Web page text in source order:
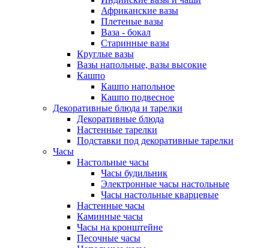
Африканские вазы
Плетеные вазы
Ваза - бокал
Старинные вазы
Круглые вазы
Вазы напольные, вазы высокие
Кашпо
Кашпо напольное
Кашпо подвесное
Декоративные блюда и тарелки
Декоративные блюда
Настенные тарелки
Подставки под декоративные тарелки
Часы
Настольные часы
Часы будильник
Электронные часы настольные
Часы настольные кварцевые
Настенные часы
Каминные часы
Часы на кронштейне
Песочные часы